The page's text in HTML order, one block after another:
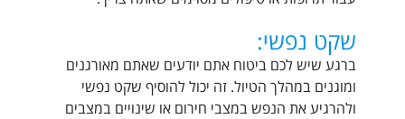
שקט נפשי:
ברגע שיש לכם ביטוח אתם יודעים שאתם מאורגנים
ומוגנים במהלך הטיול. זה יכול להוסיף שקט נפשי
ולהרגיע את הנפש במצבי חירום או שינויים במצבים